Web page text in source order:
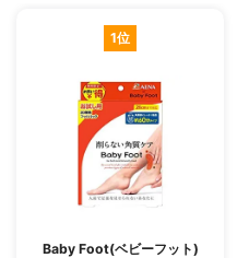
1位
Baby Foot(ベビーフット)